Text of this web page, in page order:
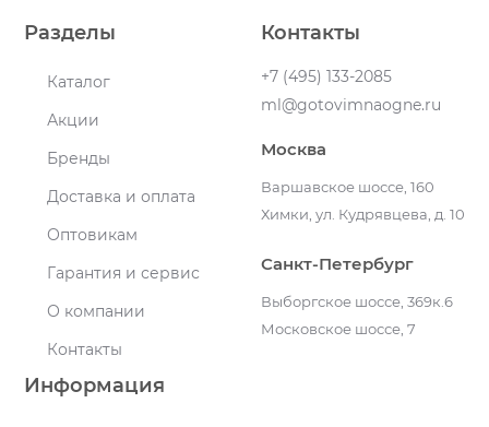
Разделы
Каталог
Акции
Бренды
Доставка и оплата
Оптовикам
Гарантия и сервис
О компании
Контакты
Информация
Контакты
+7 (495) 133-2085
ml@gotovimnaogne.ru
Москва
Варшавское шоссе, 160
Химки, ул. Кудрявцева, д. 10
Санкт-Петербург
Выборгское шоссе, 369к.6
Московское шоссе, 7